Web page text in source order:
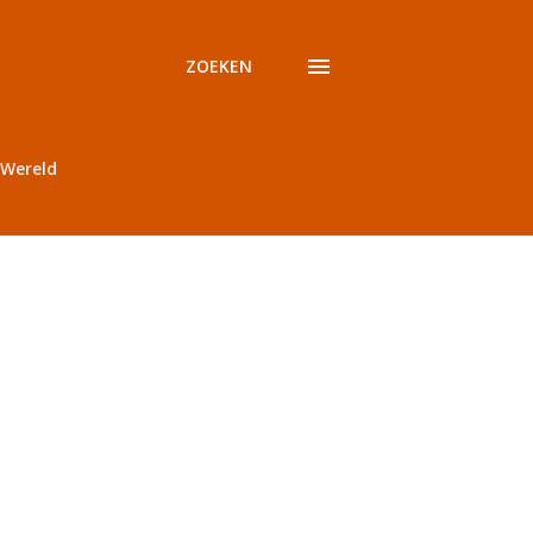
ZOEKEN